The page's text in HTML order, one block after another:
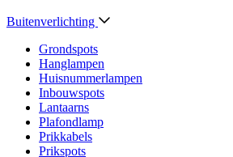
Buitenverlichting
Grondspots
Hanglampen
Huisnummerlampen
Inbouwspots
Lantaarns
Plafondlamp
Prikkabels
Prikspots